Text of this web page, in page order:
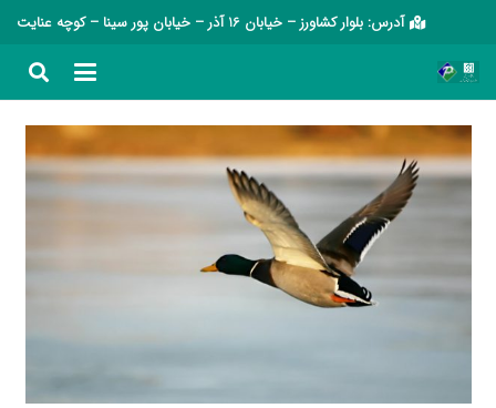
آدرس: بلوار کشاورز – خیابان 16 آذر – خیابان پور سینا – کوچه عنایت